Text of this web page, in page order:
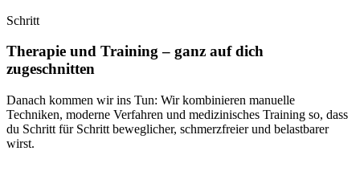
Schritt
Therapie und Training – ganz auf dich
zugeschnitten
Danach kommen wir ins Tun: Wir kombinieren manuelle
Techniken, moderne Verfahren und medizinisches Training so, dass
du Schritt für Schritt beweglicher, schmerzfreier und belastbarer
wirst.